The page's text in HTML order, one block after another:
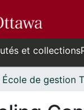
et collections